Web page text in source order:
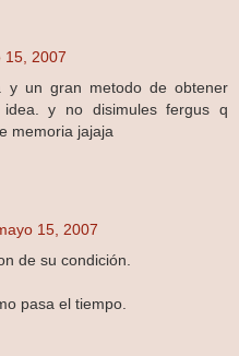
15, 2007
y un gran metodo de obtener
y no disimules fergus q
memoria jajaja
15, 2007
de su condición.
pasa el tiempo.